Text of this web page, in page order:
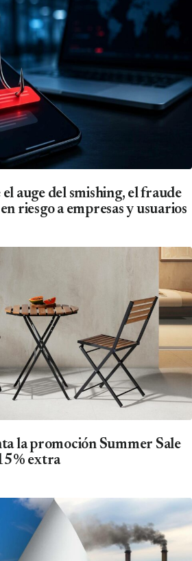
auge del smishing, el fraude
riesgo a empresas y usuarios
la promoción Summer Sale
extra